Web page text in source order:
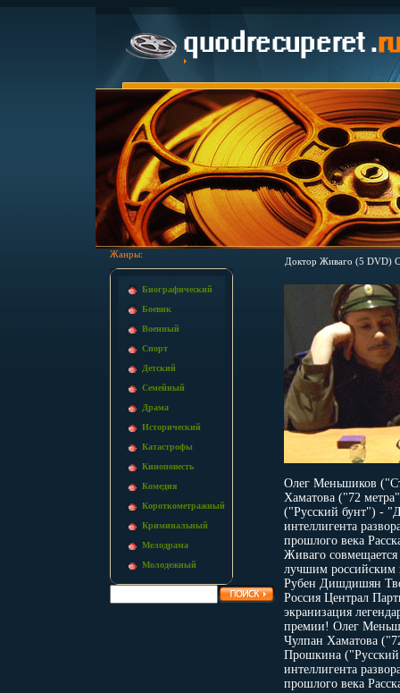
Жанры:
Биографический
Боевик
Военный
Спорт
Детский
Семейный
Драма
Исторический
Катастрофы
Киноповесть
Комедия
Короткометражный
Криминальный
Мелодрама
Молодежный
Доктор Живаго (5 DVD)
Олег Меньшиков
Хаматова ("72
("Русский бунт") -
интеллигента
прошлого века
Живаго
лучшим российским
Рубен Дишдишян
Россия Централ
экранизация
премии! Олег
Чулпан Хаматова
Прошкина ("Русский
интеллигента
прошлого века